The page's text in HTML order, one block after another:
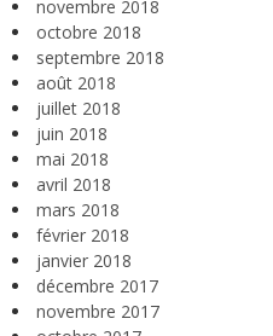
novembre 2018
octobre 2018
septembre 2018
août 2018
juillet 2018
juin 2018
mai 2018
avril 2018
mars 2018
février 2018
janvier 2018
décembre 2017
novembre 2017